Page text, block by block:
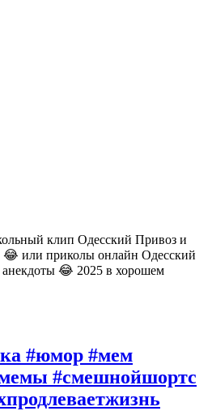
клип Одесский Привоз и
или приколы онлайн Одесский
😂 2025 в хорошем
#юмор #мем
#смешнойшортс